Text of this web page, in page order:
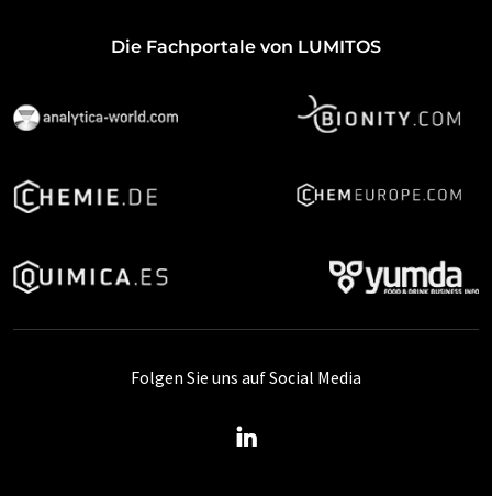
Die Fachportale von LUMITOS
Folgen Sie uns auf Social Media